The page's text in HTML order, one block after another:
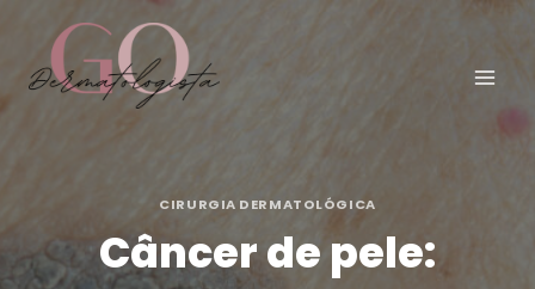
Conteúdo
CIRURGIA DERMATOLÓGICA
Câncer de pele: